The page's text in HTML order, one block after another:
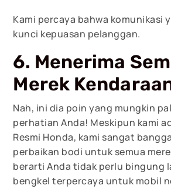
Kami percaya bahwa komunikasi
kunci kepuasan pelanggan.
6. Menerima
Merek
Nah, ini dia poin yang mungkin
perhatian Anda! Meskipun kami
Resmi Honda, kami sangat
perbaikan bodi untuk semua
berarti Anda tidak perlu bingung
bengkel terpercaya untuk mobil